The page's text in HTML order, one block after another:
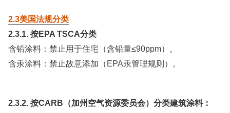
2.3美国法规分类
2.3.1. 按EPA TSCA分类
含铅涂料：禁止用于住宅（含铅量≤90ppm）。
含汞涂料：禁止故意添加（EPA汞管理规则）。
2.3.2. 按CARB（加州空气资源委员会）分类建筑涂料：